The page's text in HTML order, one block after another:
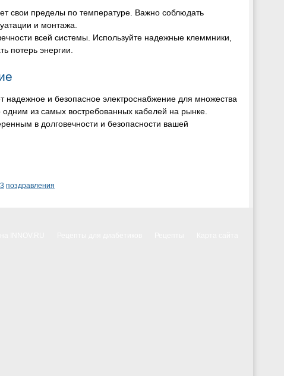
свои пределы по температуре. Важно соблюдать
и монтажа.
всей системы. Используйте надежные клеммники,
потерь энергии.
и безопасное электроснабжение для множества
одним из самых востребованных кабелей на рынке.
в долговечности и безопасности вашей
поздравления